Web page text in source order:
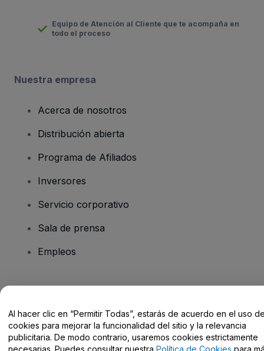
Equipo de Atención al Cliente que te acompaña en
todo el proceso
Nuestra empresa
Acerca de nosotros
Distribución abierta
Programa de Afiliados
Inversores
Servicio corporativo
Sala de prensa
Empleos
Centro de Ayuda / Contacto
Al hacer clic en “Permitir Todas”, estarás de acuerdo en el uso
cookies para mejorar la funcionalidad del sitio y la relevancia
publicitaria. De modo contrario, usaremos cookies estrictamente
necesarias. Puedes consultar nuestra Política de Cookies para